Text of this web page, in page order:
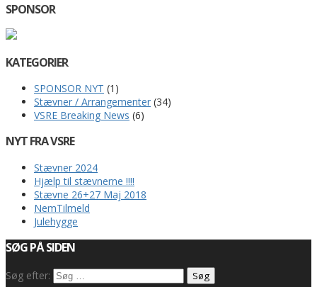
SPONSOR
KATEGORIER
SPONSOR NYT (1)
Stævner / Arrangementer (34)
VSRE Breaking News (6)
NYT FRA VSRE
Stævner 2024
Hjælp til stævnerne !!!!
Stævne 26+27 Maj 2018
NemTilmeld
Julehygge
SØG PÅ SIDEN
Søg efter: